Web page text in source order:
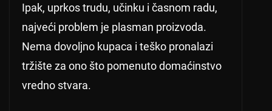
Ipak, uprkos trudu, učinku i časnom radu,
najveći problem je plasman proizvoda.
Nema dovoljno kupaca i teško pronalazi
tržište za ono što pomenuto domaćinstvo
vredno stvara.